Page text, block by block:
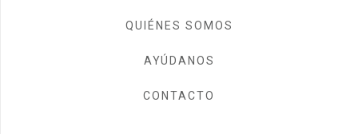
QUIÉNES SOMOS
AYÚDANOS
CONTACTO